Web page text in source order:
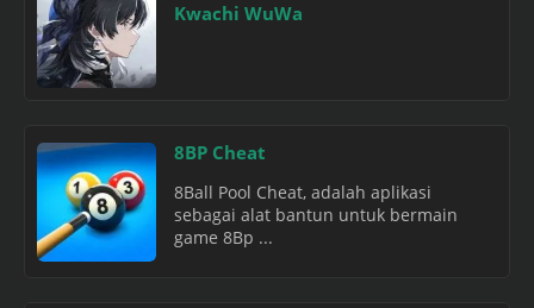
Kwachi WuWa
8BP Cheat
8Ball Pool Cheat, adalah aplikasi
sebagai alat bantun untuk bermain
game 8Bp ...